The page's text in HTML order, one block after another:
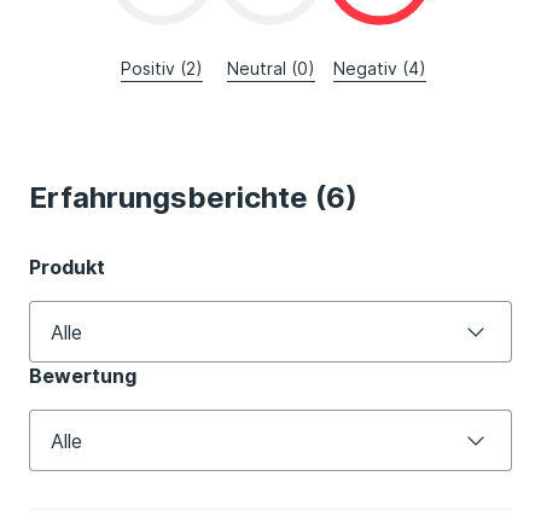
Positiv (2) Neutral (0) Negativ (4)
Erfahrungsberichte (6)
Produkt
Alle
Alle
Gaspreisvergleich
Bewertung
Alle